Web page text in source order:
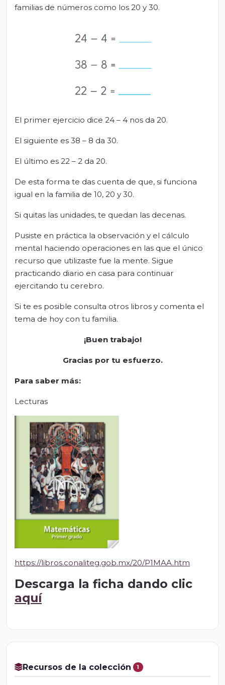
familias de números como los 20 y 30.
El primer ejercicio dice 24 – 4 nos da 20.
El siguiente es 38 – 8 da 30.
El último es 22 – 2 da 20.
De esta forma te das cuenta de que, si funciona
igual en la familia de 10, 20 y 30.
Si quitas las unidades, te quedan las decenas.
Pusiste en práctica la observación y el cálculo
mental haciendo operaciones en las que el único
recurso que utilizaste fue la mente. Sigue
practicando diario en casa para continuar
ejercitando tu cerebro.
Si te es posible consulta otros libros y comenta el
tema de hoy con tu familia.
¡Buen trabajo!
Gracias por tu esfuerzo.
Para saber más:
Lecturas
https://libros.conaliteg.gob.mx/20/P1MAA.htm
Descarga la ficha dando clic
aquí
Recursos de la colección 1